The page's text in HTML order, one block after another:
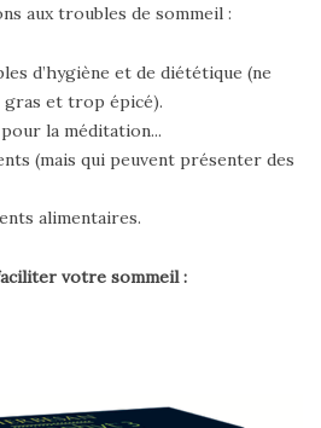
aux troubles de sommeil :
d’hygiène et de diététique (ne
et trop épicé).
la méditation...
(mais qui peuvent présenter des
alimentaires.
votre sommeil :